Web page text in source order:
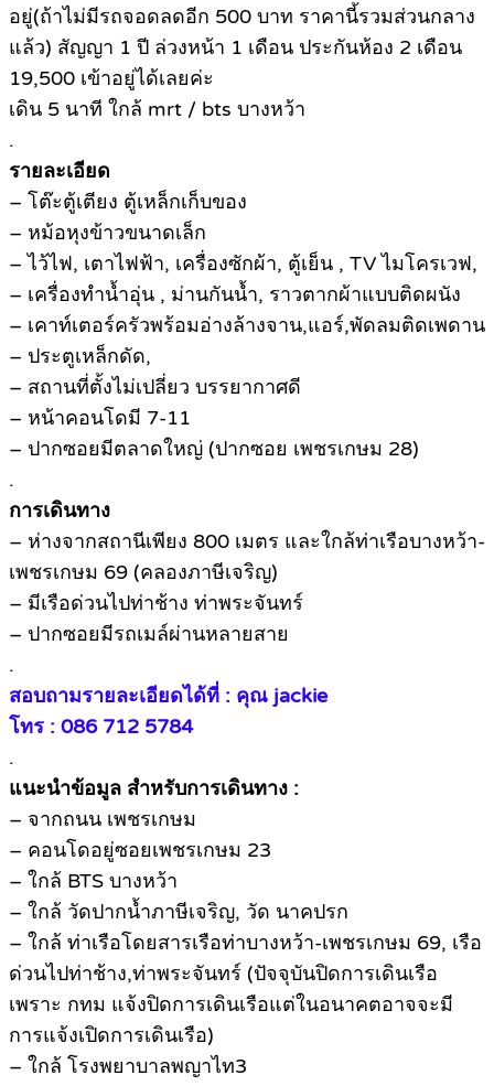
อยู่(ถ้าไม่มีรถจอดลดอีก 500 บาท ราคานี้รวมส่วนกลาง
แล้ว) สัญญา 1 ปี ล่วงหน้า 1 เดือน ประกันห้อง 2 เดือน
19,500 เข้าอยู่ได้เลยค่ะ
เดิน 5 นาที ใกล้ mrt / bts บางหว้า
.
รายละเอียด
– โต๊ะตู้เตียง ตู้เหล็กเก็บของ
– หม้อหุงข้าวขนาดเล็ก
– ไว้ไฟ, เตาไฟฟ้า, เครื่องซักผ้า, ตู้เย็น , TV ไมโครเวฟ,
– เครื่องทำน้ำอุ่น , ม่านกันน้ำ, ราวตากผ้าแบบติดผนัง
– เคาท์เตอร์ครัวพร้อมอ่างล้างจาน,แอร์,พัดลมติดเพดาน
– ประตูเหล็กดัด,
– สถานที่ตั้งไม่เปลี่ยว บรรยากาศดี
– หน้าคอนโดมี 7-11
– ปากซอยมีตลาดใหญ่ (ปากซอย เพชรเกษม 28)
.
การเดินทาง
– ห่างจากสถานีเพียง 800 เมตร และใกล้ท่าเรือบางหว้า-
เพชรเกษม 69 (คลองภาษีเจริญ)
– มีเรือด่วนไปท่าช้าง ท่าพระจันทร์
– ปากซอยมีรถเมล์ผ่านหลายสาย
.
สอบถามรายละเอียดได้ที่ : คุณ jackie
โทร : 086 712 5784
.
แนะนำข้อมูล สำหรับการเดินทาง :
– จากถนน เพชรเกษม
– คอนโดอยู่ซอยเพชรเกษม 23
– ใกล้ BTS บางหว้า
– ใกล้ วัดปากน้ำภาษีเจริญ, วัด นาคปรก
– ใกล้ ท่าเรือโดยสารเรือท่าบางหว้า-เพชรเกษม 69, เรือ
ด่วนไปท่าช้าง,ท่าพระจันทร์ (ปัจจุบันปิดการเดินเรือ
เพราะ กทม แจ้งปิดการเดินเรือแต่ในอนาคตอาจจะมี
การแจ้งเปิดการเดินเรือ)
– ใกล้ โรงพยาบาลพญาไท3